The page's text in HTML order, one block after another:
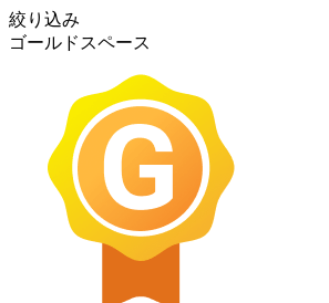
絞り込み
ゴールドスペース